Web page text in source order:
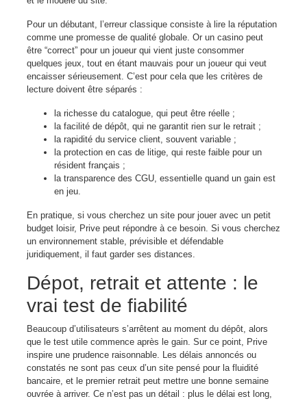
Pour un débutant, l’erreur classique consiste à lire la réputation
comme une promesse de qualité globale. Or un casino peut
être “correct” pour un joueur qui vient juste consommer
quelques jeux, tout en étant mauvais pour un joueur qui veut
encaisser sérieusement. C’est pour cela que les critères de
lecture doivent être séparés :
la richesse du catalogue, qui peut être réelle ;
la facilité de dépôt, qui ne garantit rien sur le retrait ;
la rapidité du service client, souvent variable ;
la protection en cas de litige, qui reste faible pour un
résident français ;
la transparence des CGU, essentielle quand un gain est
en jeu.
En pratique, si vous cherchez un site pour jouer avec un petit
budget loisir, Prive peut répondre à ce besoin. Si vous cherchez
un environnement stable, prévisible et défendable
juridiquement, il faut garder ses distances.
Dépot, retrait et attente : le
vrai test de fiabilité
Beaucoup d’utilisateurs s’arrêtent au moment du dépôt, alors
que le test utile commence après le gain. Sur ce point, Prive
inspire une prudence raisonnable. Les délais annoncés ou
constatés ne sont pas ceux d’un site pensé pour la fluidité
bancaire, et le premier retrait peut mettre une bonne semaine
ouvrée à arriver. Ce n’est pas un détail : plus le délai est long,